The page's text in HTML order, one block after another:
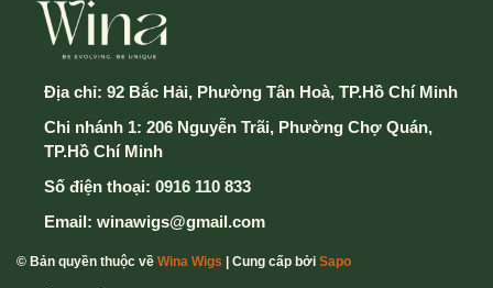
Địa chỉ: 92 Bắc Hải, Phường Tân Hoà, TP.Hồ Chí Minh
Chi nhánh 1: 206 Nguyễn Trãi, Phường Chợ Quán,
TP.Hồ Chí Minh
Số điện thoại: 0916 110 833
Email: winawigs@gmail.com
© Bản quyền thuộc về Wina Wigs | Cung cấp bởi Sapo